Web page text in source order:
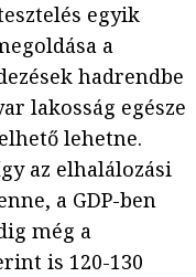
egyik
a
hadrendbe
lakosság egésze
lehetne.
az elhalálozási
a GDP-ben
még a
is 120-130